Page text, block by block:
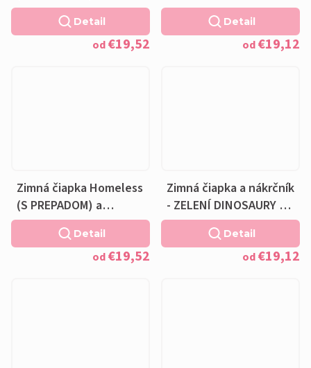
nákrčník - DINOSAURY
MODREJ S NÁPISMI -
fleecová modrá
od€19,52
Detail
NÁPISMI - fleecová
modrá podšívka
od€19,12
Detail
Zimná čiapka Homeless
(S PREPADOM) a
nákrčník - ZELENÍ
DINOSAURY NA BIELE -
fleecová hnedá
od€19,52
Detail
Zimná čiapka a nákrčník
- ZELENÍ DINOSAURY NA
BIELE - fleecová hnedá
podšívka
od€19,12
Detail